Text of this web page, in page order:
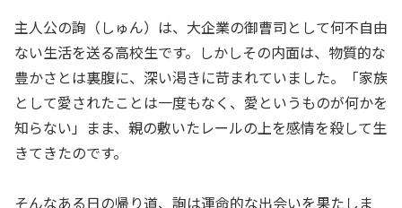
主人公の詢（しゅん）は、大企業の御曹司として何不自由
ない生活を送る高校生です。しかしその内面は、物質的な
豊かさとは裏腹に、深い渇きに苛まれていました。「家族
として愛されたことは一度もなく、愛というものが何かを
知らない」まま、親の敷いたレールの上を感情を殺して生
きてきたのです。
そんなある日の帰り道、詢は運命的な出会いを果たしま